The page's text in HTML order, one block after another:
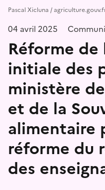
Pascal Xicluna /
04 avril 2025
Réforme
initiale des
ministère
et de la
alimentaire
réforme du
des